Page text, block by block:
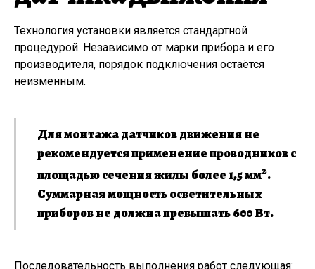
Технология установки является стандартной
процедурой. Независимо от марки прибора и его
производителя, порядок подключения остаётся
неизменным.
Для монтажа датчиков движения не
рекомендуется применение проводников с
площадью сечения жилы более 1,5 мм2.
Суммарная мощность осветительных
приборов не должна превышать 600 Вт.
Последовательность выполнения работ следующая: